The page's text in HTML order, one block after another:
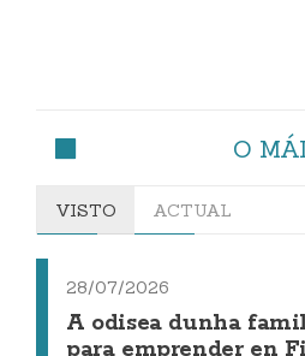
O
VISTO ACTUAL
28/07/2026
A odisea dunha
para emprender en